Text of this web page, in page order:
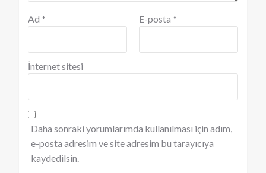
Ad * E-posta *
İnternet sitesi
Daha sonraki yorumlarımda kullanılması için adım,
e-posta adresim ve site adresim bu tarayıcıya
kaydedilsin.